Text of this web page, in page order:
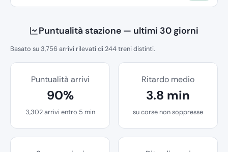
Puntualità stazione — ultimi 30 giorni
Basato su 3,756 arrivi rilevati di 244 treni distinti.
Puntualità arrivi
90%
3,302 arrivi entro 5 min
Ritardo medio
3.8 min
su corse non soppresse